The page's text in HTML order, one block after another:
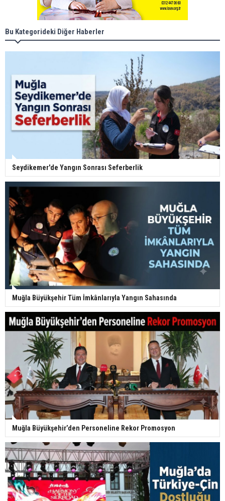
Bu Kategorideki Diğer Haberler
Seydikemer'de Yangın Sonrası Seferberlik
Muğla Büyükşehir Tüm İmkânlarıyla Yangın Sahasında
Muğla Büyükşehir’den Personeline Rekor Promosyon